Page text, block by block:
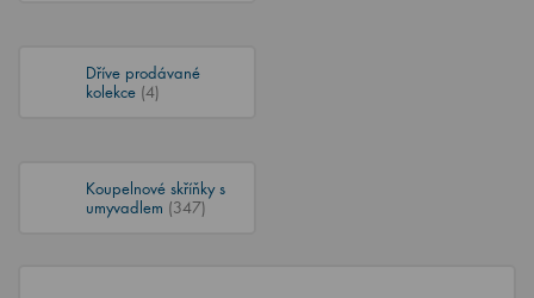
Dříve prodávané
kolekce (4)
Koupelnové skříňky s
umyvadlem (347)